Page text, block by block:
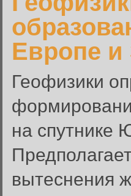
Европе и
Геофизики
на спутнике
вытеснения